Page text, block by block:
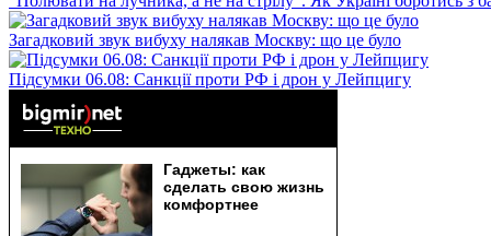
Загадковий звук вибуху налякав Москву: що це було
Підсумки 06.08: Санкції проти РФ і дрон у Лейпцигу